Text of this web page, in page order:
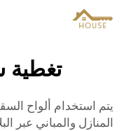
تغطية
يتم استخدام ألواح
المنازل والمباني عبر